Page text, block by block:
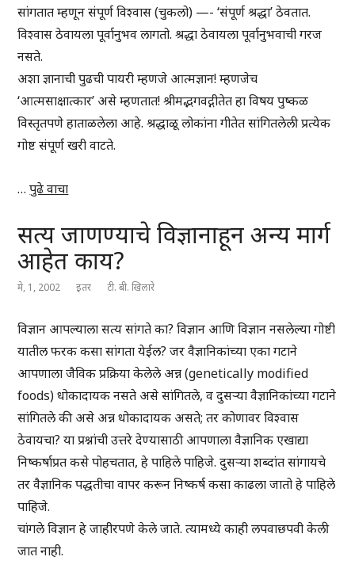
सांगतात म्हणून संपूर्ण विश्वास (चुकलो) —- ‘संपूर्ण श्रद्धा’ ठेवतात.
विश्वास ठेवायला पूर्वानुभव लागतो. श्रद्धा ठेवायला पूर्वानुभवाची गरज
नसते.
अशा ज्ञानाची पुढची पायरी म्हणजे आत्मज्ञान! म्हणजेच
‘आत्मसाक्षात्कार’ असे म्हणतात! श्रीमद्भगवद्गीतेत हा विषय पुष्कळ
विस्तृतपणे हाताळलेला आहे. श्रद्धाळू लोकांना गीतेत सांगितलेली प्रत्येक
गोष्ट संपूर्ण खरी वाटते.
…पुढे वाचा
सत्य जाणण्याचे विज्ञानाहून अन्य मार्ग
आहेत काय?
मे, 1, 2002 इतर टी. बी. खिलारे
विज्ञान आपल्याला सत्य सांगते का? विज्ञान आणि विज्ञान नसलेल्या गोष्टी
यातील फरक कसा सांगता येईल? जर वैज्ञानिकांच्या एका गटाने
आपणाला जैविक प्रक्रिया केलेले अन्न (genetically modified
foods) धोकादायक नसते असे सांगितले, व दुसऱ्या वैज्ञानिकांच्या गटाने
सांगितले की असे अन्न धोकादायक असते; तर कोणावर विश्वास
ठेवायचा? या प्रश्नांची उत्तरे देण्यासाठी आपणाला वैज्ञानिक एखाद्या
निष्कर्षाप्रत कसे पोहचतात, हे पाहिले पाहिजे. दुसऱ्या शब्दांत सांगायचे
तर वैज्ञानिक पद्धतीचा वापर करून निष्कर्ष कसा काढला जातो हे पाहिले
पाहिजे.
चांगले विज्ञान हे जाहीरपणे केले जाते. त्यामध्ये काही लपवाछपवी केली
जात नाही.